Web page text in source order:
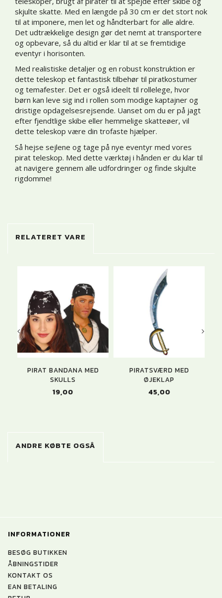
skjulte skatte. Med en længde på 30 cm er det stort nok
til at imponere, men let og håndterbart for alle aldre.
Det udtrækkelige design gør det nemt at transportere
og opbevare, så du altid er klar til at se fremtidige
eventyr i horisonten.
Med realistiske detaljer og en robust konstruktion er
dette teleskop et fantastisk tilbehør til piratkostumer
og temafester. Det er også ideelt til rollelege, hvor
børn kan leve sig ind i rollen som modige kaptajner og
dristige opdagelsesrejsende. Uanset om du er på jagt
efter fjendtlige skibe eller hemmelige skatteøer, vil
dette teleskop være din trofaste hjælper.
Så hejse sejlene og tage på nye eventyr med vores
pirat teleskop. Med dette værktøj i hånden er du klar til
at navigere gennem alle udfordringer og finde skjulte
rigdomme!
RELATERET VARE
PIRAT BANDANA MED
SKULLS
19,00
PIRATSVÆRD MED
ØJEKLAP
45,00
ANDRE KØBTE OGSÅ
INFORMATIONER
BESØG BUTIKKEN
ÅBNINGSTIDER
KONTAKT OS
EAN BETALING